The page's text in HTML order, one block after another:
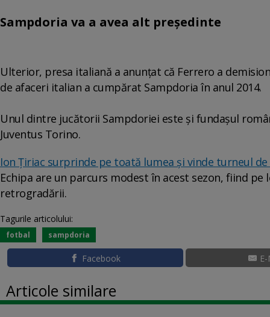
Sampdoria va a avea alt președinte
Ulterior, presa italiană a anunţat că Ferrero a
de afaceri italian a cumpărat Sampdoria în anul 2014.
Unul dintre jucătorii Sampdoriei este şi fundaşul
Juventus Torino.
Ion Țiriac surprinde pe toată lumea și vinde turneul
Echipa are un parcurs modest în acest sezon, fiind
retrogradării.
Tagurile articolului:
fotbal sampdoria
Facebook
Articole similare